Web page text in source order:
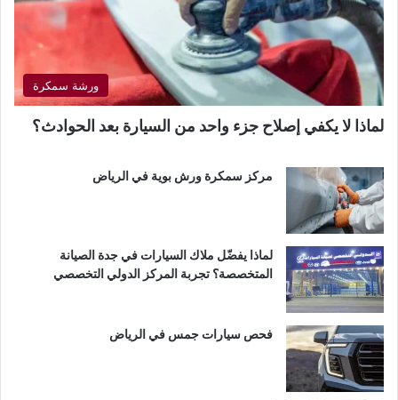
ورشة سمكرة
لماذا لا يكفي إصلاح جزء واحد من السيارة بعد الحوادث؟
مركز سمكرة ورش بوية في الرياض
لماذا يفضّل ملاك السيارات في جدة الصيانة
المتخصصة؟ تجربة المركز الدولي التخصصي
فحص سيارات جمس في الرياض